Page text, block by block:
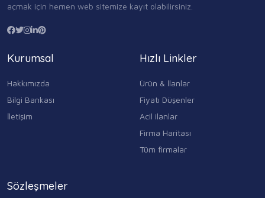
açmak için hemen web sitemize kayıt olabilirsiniz.
Kurumsal
Hakkımızda
Bilgi Bankası
İletişim
Hızlı Linkler
Ürün & İlanlar
Fiyatı Düşenler
Acil ilanlar
Firma Haritası
Tüm firmalar
Sözleşmeler